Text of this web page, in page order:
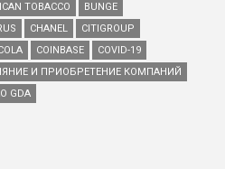
TOBACCO
BUNGE
CHANEL
CITIGROUP
COINBASE
COVID-19
И ПРИОБРЕТЕНИЕ КОМПАНИЙ
GDA